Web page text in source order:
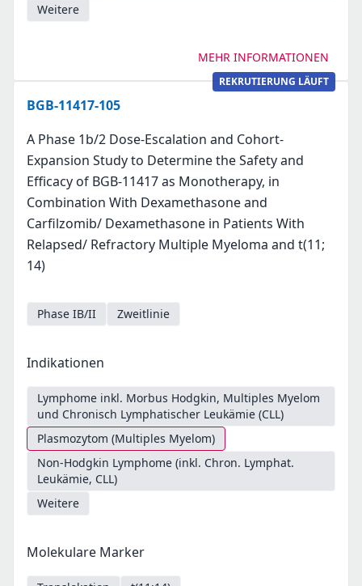
Weitere
MEHR INFORMATIONEN
REKRUTIERUNG LÄUFT
BGB-11417-105
A Phase 1b/2 Dose-Escalation and Cohort-
Expansion Study to Determine the Safety and
Efficacy of BGB-11417 as Monotherapy, in
Combination With Dexamethasone and
Carfilzomib/ Dexamethasone in Patients With
Relapsed/ Refractory Multiple Myeloma and t(11;
14)
Phase IB/II Zweitlinie
Indikationen
Lymphome inkl. Morbus Hodgkin, Multiples Myelom
und Chronisch Lymphatischer Leukämie (CLL)
Plasmozytom (Multiples Myelom)
Non-Hodgkin Lymphome (inkl. Chron. Lymphat.
Leukämie, CLL)
Weitere
Molekulare Marker